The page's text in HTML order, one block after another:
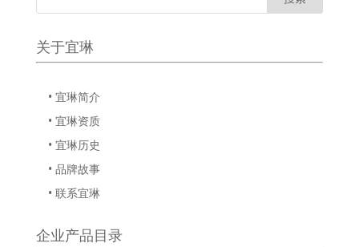
关于宜琳
• 宜琳简介
• 宜琳资质
• 宜琳历史
• 品牌故事
• 联系宜琳
企业产品目录